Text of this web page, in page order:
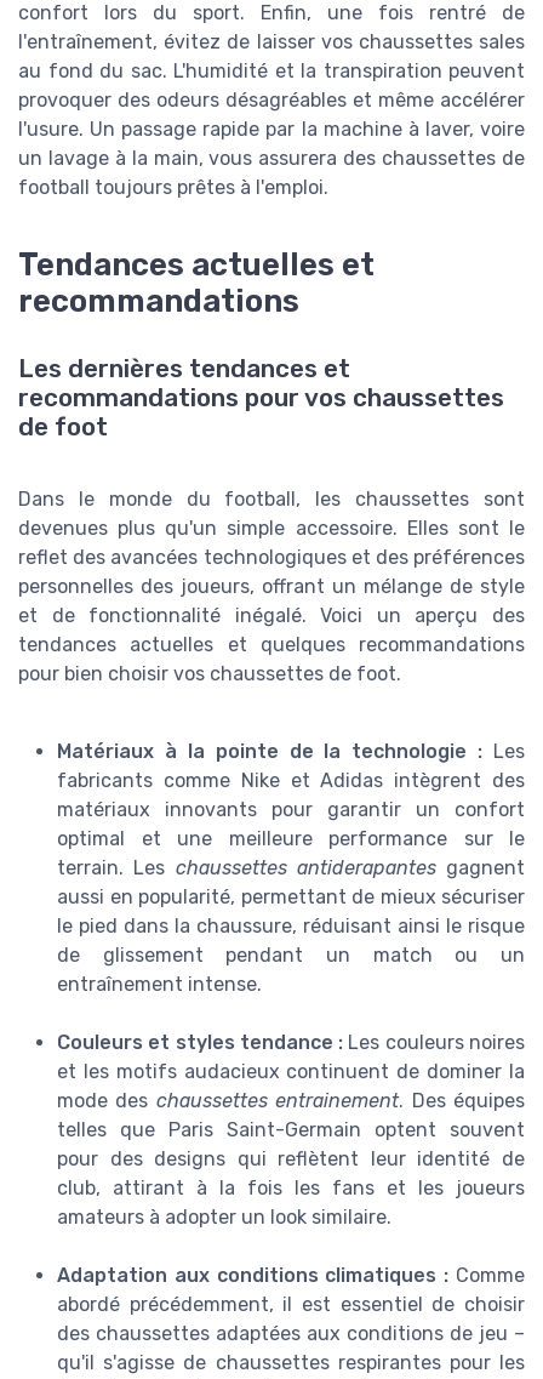
confort lors du sport. Enfin, une fois rentré de
l'entraînement, évitez de laisser vos chaussettes sales
au fond du sac. L'humidité et la transpiration peuvent
provoquer des odeurs désagréables et même accélérer
l'usure. Un passage rapide par la machine à laver, voire
un lavage à la main, vous assurera des chaussettes de
football toujours prêtes à l'emploi.
Tendances actuelles et
recommandations
Les dernières tendances et
recommandations pour vos chaussettes
de foot
Dans le monde du football, les chaussettes sont
devenues plus qu'un simple accessoire. Elles sont le
reflet des avancées technologiques et des préférences
personnelles des joueurs, offrant un mélange de style
et de fonctionnalité inégalé. Voici un aperçu des
tendances actuelles et quelques recommandations
pour bien choisir vos chaussettes de foot.
Matériaux à la pointe de la technologie : Les
fabricants comme Nike et Adidas intègrent des
matériaux innovants pour garantir un confort
optimal et une meilleure performance sur le
terrain. Les chaussettes antiderapantesgagnent
aussi en popularité, permettant de mieux sécuriser
le pied dans la chaussure, réduisant ainsi le risque
de glissement pendant un match ou un
entraînement intense.
Couleurs et styles tendance : Les couleurs noires
et les motifs audacieux continuent de dominer la
mode des chaussettes entrainement. Des équipes
telles que Paris Saint-Germain optent souvent
pour des designs qui reflètent leur identité de
club, attirant à la fois les fans et les joueurs
amateurs à adopter un look similaire.
Adaptation aux conditions climatiques : Comme
abordé précédemment, il est essentiel de choisir
des chaussettes adaptées aux conditions de jeu –
qu'il s'agisse de chaussettes respirantes pour les